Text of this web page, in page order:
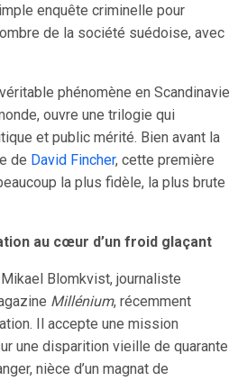
enquête criminelle pour
de la société suédoise, avec
phénomène en Scandinavie
ouvre une trilogie qui
et public mérité. Bien avant la
de David Fincher, cette première
la plus fidèle, la plus brute
au cœur d’un froid glaçant
Blomkvist, journaliste
Millénium, récemment
Il accepte une mission
une disparition vieille de quarante
nièce d’un magnat de